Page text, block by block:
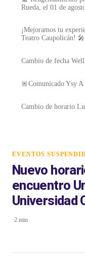
Rueda, el 01 de
¡Mejoramos tu
Teatro Caupolicán!
Cambio de fecha
🚨Comunicado Ysy A
Cambio de horario
EVENTOS
Nuevo
encuentro
Universidad
·2 min